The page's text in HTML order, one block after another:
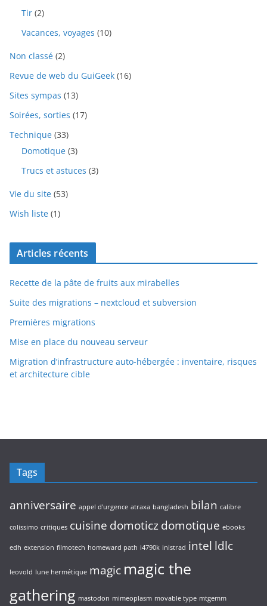
Tir (2)
Vacances, voyages (10)
Non classé (2)
Revue de web du GuiGeek (16)
Sites sympas (13)
Soirées, sorties (17)
Technique (33)
Domotique (3)
Trucs et astuces (3)
Vie du site (53)
Wish liste (1)
Articles récents
Recette de la pâte de fruits aux mirabelles
Suite des migrations – nextcloud et subversion
Premières migrations
Mise en place du nouveau serveur
Migration d’infrastructure auto-hébergée : inventaire, risques
et architecture cible
Tags
anniversaire appel d'urgence atraxa bangladesh bilan calibre
colissimo critiques cuisine domoticzdomotique ebooks
edh extension filmotech homeward path i4790k inistrad intel ldlc
leovold lune hermétique magic magic the
gathering mastodon mimeoplasm movable type mtgemm